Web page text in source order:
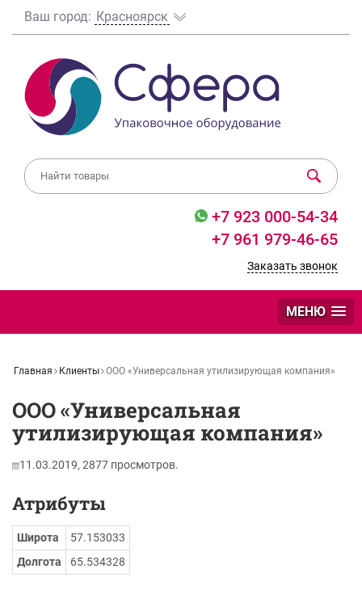
Ваш город: Красноярск
+7 923 000-54-34
+7 961 979-46-65
Заказать звонок
МЕНЮ
Главная Клиенты ООО «Универсальная утилизирующая компания»
ООО «Универсальная
утилизирующая компания»
11.03.2019, 2877 просмотров.
Атрибуты
Широта
57.153033
Долгота
65.534328